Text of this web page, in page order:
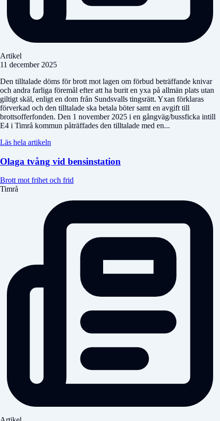
Artikel
11 december 2025
Den tilltalade döms för brott mot lagen om förbud beträffande knivar
och andra farliga föremål efter att ha burit en yxa på allmän plats utan
giltigt skäl, enligt en dom från Sundsvalls tingsrätt. Yxan förklaras
förverkad och den tilltalade ska betala böter samt en avgift till
brottsofferfonden. Den 1 november 2025 i en gångväg/bussficka intill
E4 i Timrå kommun påträffades den tilltalade med en...
Läs hela artikeln
Olaga tvång vid bensinstation
Brott mot frihet och frid
Timrå